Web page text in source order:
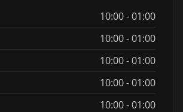
10:00 - 01:00
10:00 - 01:00
10:00 - 01:00
10:00 - 01:00
10:00 - 01:00